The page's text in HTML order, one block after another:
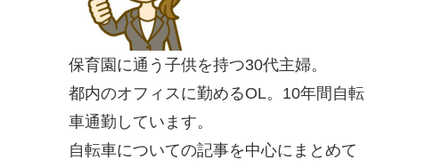
保育園に通う子供を持つ30代主婦。
都内のオフィスに勤めるOL。10年間自転
車通勤しています。
自転車についての記事を中心にまとめて